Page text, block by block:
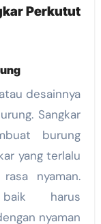
Perkutut
desainnya
Sangkar
burung
yang terlalu
nyaman.
harus
nyaman